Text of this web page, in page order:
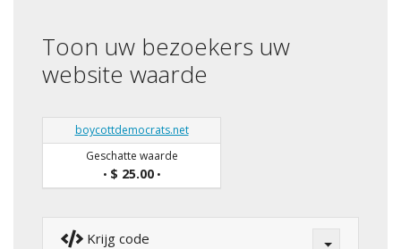
Toon uw bezoekers uw
website waarde
boycottdemocrats.net
Geschatte waarde
• $ 25.00•
Krijg code